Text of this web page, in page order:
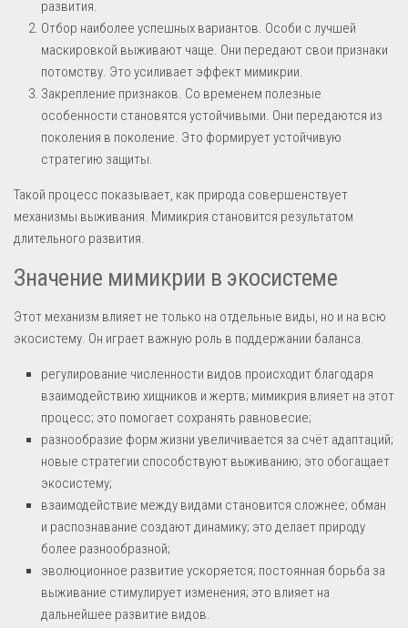
развития.
Отбор наиболее успешных вариантов. Особи с лучшей
маскировкой выживают чаще. Они передают свои признаки
потомству. Это усиливает эффект мимикрии.
Закрепление признаков. Со временем полезные
особенности становятся устойчивыми. Они передаются из
поколения в поколение. Это формирует устойчивую
стратегию защиты.
Такой процесс показывает, как природа совершенствует
механизмы выживания. Мимикрия становится результатом
длительного развития.
Значение мимикрии в экосистеме
Этот механизм влияет не только на отдельные виды, но и на всю
экосистему. Он играет важную роль в поддержании баланса.
регулирование численности видов происходит благодаря
взаимодействию хищников и жертв; мимикрия влияет на этот
процесс; это помогает сохранять равновесие;
разнообразие форм жизни увеличивается за счёт адаптаций;
новые стратегии способствуют выживанию; это обогащает
экосистему;
взаимодействие между видами становится сложнее; обман
и распознавание создают динамику; это делает природу
более разнообразной;
эволюционное развитие ускоряется; постоянная борьба за
выживание стимулирует изменения; это влияет на
дальнейшее развитие видов.